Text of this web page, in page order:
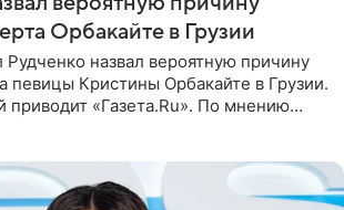
Орбакайте в Грузии
назвал вероятную причину
певицы Кристины Орбакайте в Грузии.
приводит «Газета.Ru». По мнению